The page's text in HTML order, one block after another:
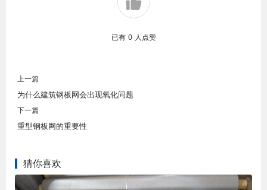
已有 0 人点赞
上一篇
为什么建筑钢板网会出现氧化问题
下一篇
重型钢板网的重要性
猜你喜欢